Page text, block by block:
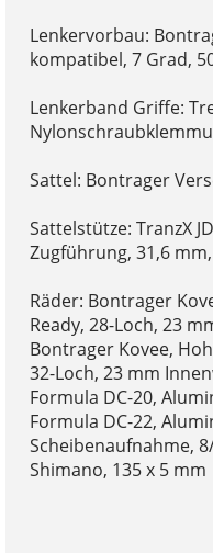
Lenkervorbau:
kompatibel, 7 Grad,
Lenkerband Griffe:
Sattel: Bontrager
Sattelstütze: TranzX
Zugführung, 31,6
Räder: Bontrager
Ready, 28-Loch, 23
Bontrager Kovee,
32-Loch, 23 mm
Formula DC-20,
Formula DC-22,
Scheibenaufnahme,
Shimano, 135 x 5 mm